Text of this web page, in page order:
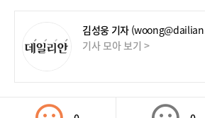
김성웅 기자
기사 모아 보기 >